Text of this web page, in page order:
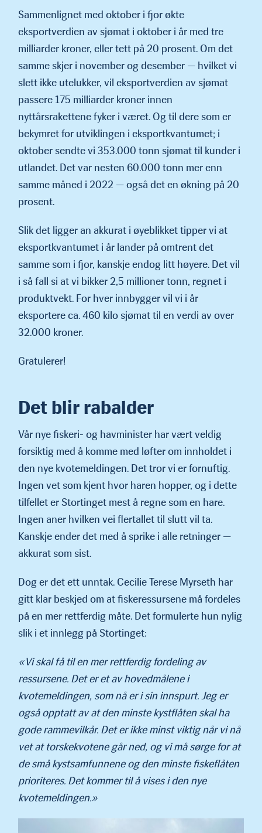
Sammenlignet med oktober i fjor økte
eksportverdien av sjømat i oktober i år med tre
milliarder kroner, eller tett på 20 prosent. Om det
samme skjer i november og desember — hvilket vi
slett ikke utelukker, vil eksportverdien av sjømat
passere 175 milliarder kroner innen
nyttårsrakettene fyker i været. Og til dere som er
bekymret for utviklingen i eksportkvantumet; i
oktober sendte vi 353.000 tonn sjømat til kunder i
utlandet. Det var nesten 60.000 tonn mer enn
samme måned i 2022 — også det en økning på 20
prosent.
Slik det ligger an akkurat i øyeblikket tipper vi at
eksportkvantumet i år lander på omtrent det
samme som i fjor, kanskje endog litt høyere. Det vil
i så fall si at vi bikker 2,5 millioner tonn, regnet i
produktvekt. For hver innbygger vil vi i år
eksportere ca. 460 kilo sjømat til en verdi av over
32.000 kroner.
Gratulerer!
Det blir rabalder
Vår nye fiskeri- og havminister har vært veldig
forsiktig med å komme med løfter om innholdet i
den nye kvotemeldingen. Det tror vi er fornuftig.
Ingen vet som kjent hvor haren hopper, og i dette
tilfellet er Stortinget mest å regne som en hare.
Ingen aner hvilken vei flertallet til slutt vil ta.
Kanskje ender det med å sprike i alle retninger —
akkurat som sist.
Dog er det ett unntak. Cecilie Terese Myrseth har
gitt klar beskjed om at fiskeressursene må fordeles
på en mer rettferdig måte. Det formulerte hun nylig
slik i et innlegg på Stortinget:
«Vi skal få til en mer rettferdig fordeling av
ressursene. Det er et av hovedmålene i
kvotemeldingen, som nå er i sin innspurt. Jeg er
også opptatt av at den minste kystflåten skal ha
gode rammevilkår. Det er ikke minst viktig når vi nå
vet at torskekvotene går ned, og vi må sørge for at
de små kystsamfunnene og den minste fiskeflåten
prioriteres. Det kommer til å vises i den nye
kvotemeldingen.»